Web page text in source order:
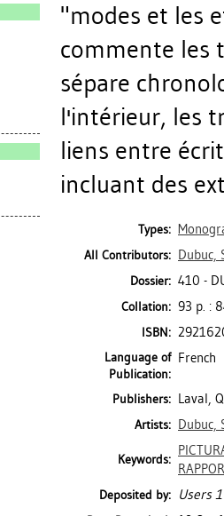
"modes et les
commente les
sépare
l'intérieur, les
liens entre
incluant des
Types:
All Contributors: Dubuc,
Dossier: 410 -
Collation: 93 p. :
ISBN:
Language of
Publication:
French
Publishers: Laval,
Artists: Dubuc,
Keywords:
Deposited by: Users